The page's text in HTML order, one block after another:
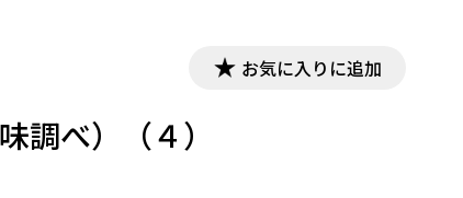
お気に入りに追加
べ）（４）